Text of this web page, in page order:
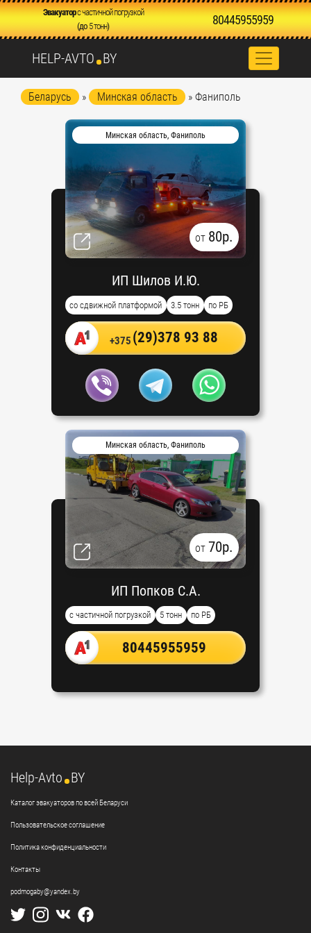
Эвакуаторс частичной погрузкой
(до 5 тонн) 80445955959
HELP-AVTO BY
Беларусь » Минская область » Фаниполь
Минская область, Фаниполь
от 80р.
ИП Шилов И.Ю.
со сдвижной платформой 3.5 тонн по РБ
+375 (29)378 93 88
Минская область, Фаниполь
от 70р.
ИП Попков С.А.
с частичной погрузкой 5 тонн по РБ
80445955959
Help-Avto BY
Каталог эвакуаторов по всей Беларуси
Пользовательское cоглашение
Политика конфиденциальности
Контакты
podmogaby@yandex.by